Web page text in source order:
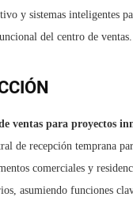
y sistemas inteligentes
del centro de ventas.
ventas para proyectos
de recepción temprana
comerciales y
asumiendo funciones